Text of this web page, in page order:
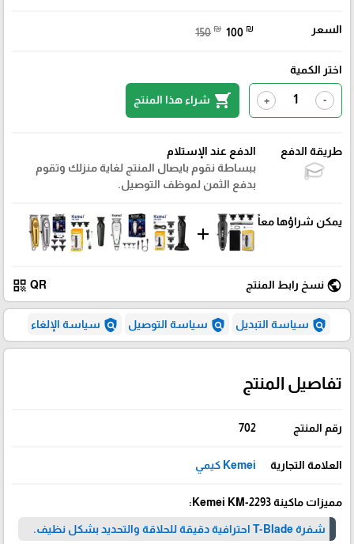
السعر 150 ₪ 100 ₪
اختر الكمية
-
+
shopping_cart شراء هذا المنتج
طريقة الدفع
الدفع عند الإستلام
ببساطة نقوم بايصال المنتج لغاية منزلك وتقوم
بدفع الثمن لموظف التوصيل.
يمكن شراؤها معاً
add
public نسخ رابط المنتج QR
qr_code
policy سياسة التبديل policy سياسة التوصيل policy سياسة الإلغاء
تفاصيل المنتج
رقم المنتج 702
العلامة التجارية Kemei كيمي
مميزات ماكينة Kemei KM-2293:
شفرة T-Blade احترافية دقيقة للحلاقة والتحديد بشكل نظيف.